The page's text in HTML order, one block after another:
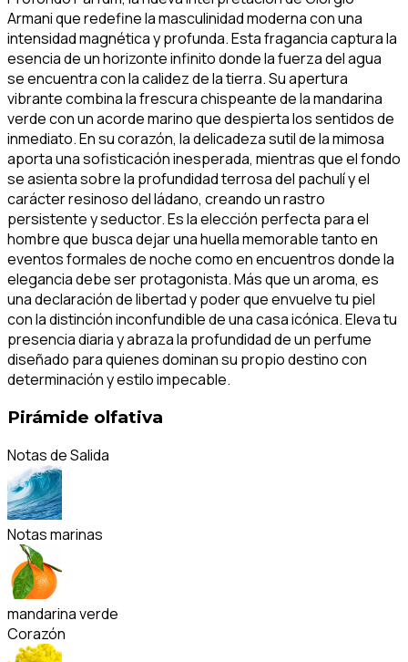
Armani que redefine la masculinidad moderna con una
intensidad magnética y profunda. Esta fragancia captura la
esencia de un horizonte infinito donde la fuerza del agua
se encuentra con la calidez de la tierra. Su apertura
vibrante combina la frescura chispeante de la mandarina
verde con un acorde marino que despierta los sentidos de
inmediato. En su corazón, la delicadeza sutil de la mimosa
aporta una sofisticación inesperada, mientras que el fondo
se asienta sobre la profundidad terrosa del pachulí y el
carácter resinoso del ládano, creando un rastro
persistente y seductor. Es la elección perfecta para el
hombre que busca dejar una huella memorable tanto en
eventos formales de noche como en encuentros donde la
elegancia debe ser protagonista. Más que un aroma, es
una declaración de libertad y poder que envuelve tu piel
con la distinción inconfundible de una casa icónica. Eleva tu
presencia diaria y abraza la profundidad de un perfume
diseñado para quienes dominan su propio destino con
determinación y estilo impecable.
Pirámide olfativa
Notas de Salida
Notas marinas
mandarina verde
Corazón